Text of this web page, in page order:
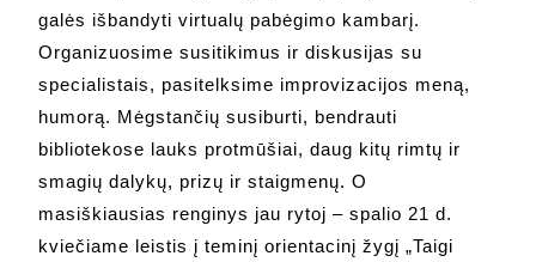
galės išbandyti virtualų pabėgimo kambarį.
Organizuosime susitikimus ir diskusijas su
specialistais, pasitelksime improvizacijos meną,
humorą. Mėgstančių susiburti, bendrauti
bibliotekose lauks protmūšiai, daug kitų rimtų ir
smagių dalykų, prizų ir staigmenų. O
masiškiausias renginys jau rytoj – spalio 21 d.
kviečiame leistis į teminį orientacinį žygį „Taigi